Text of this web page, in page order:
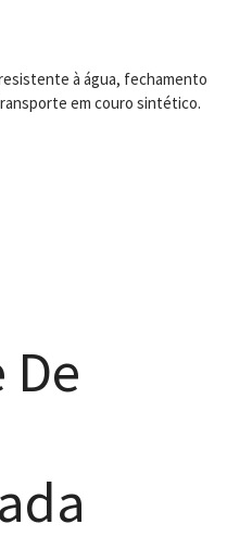
à água, fechamento
em couro sintético.
De